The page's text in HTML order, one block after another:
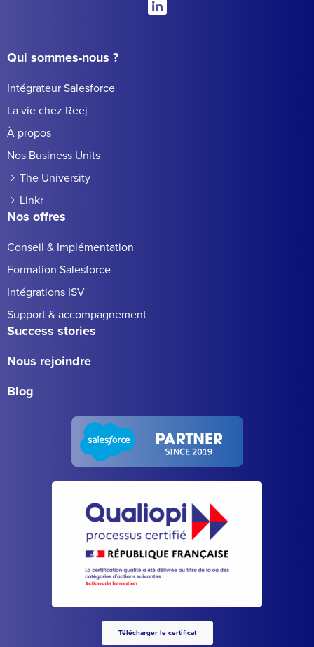
Qui sommes-nous ?
Intégrateur Salesforce
La vie chez Reej
À propos
Nos Business Units
The University
Linkr
Nos offres
Conseil & Implémentation
Formation Salesforce
Intégrations ISV
Support & accompagnement
Success stories
Nous rejoindre
Blog
Télécharger le certificat